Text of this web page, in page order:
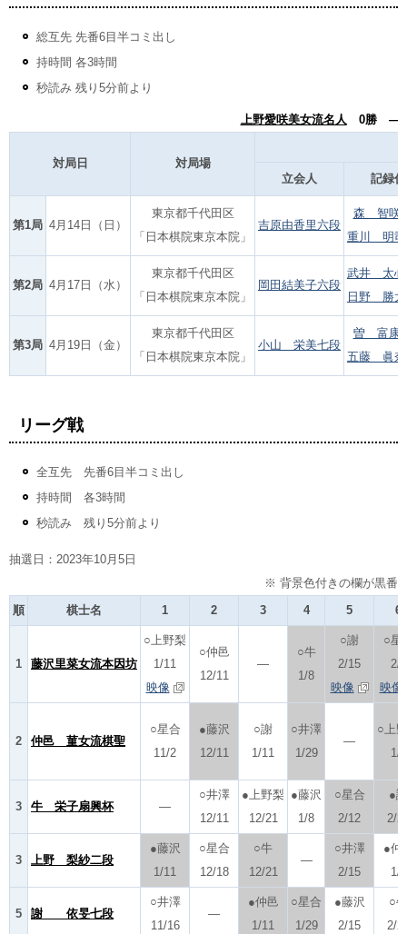
総互先 先番6目半コミ出し
持時間 各3時間
秒読み 残り5分前より
上野愛咲美女流名人 0勝 ―
対局日
対局場
立会人
記録係
第1局 4月14日（日）
東京都千代田区
「日本棋院東京本院」
吉原由香里六段
森 智咲
重川 明司
第2局 4月17日（水）
東京都千代田区
「日本棋院東京本院」
岡田結美子六段
武井 太心
日野 勝太
第3局 4月19日（金）
東京都千代田区
「日本棋院東京本院」
小山 栄美七段
曽 富康
五藤 眞奈
リーグ戦
全互先 先番6目半コミ出し
持時間 各3時間
秒読み 残り5分前より
抽選日：2023年10月5日
※ 背景色付きの欄が黒番
順
棋士名 1 2 3 4 5 6
1 藤沢里菜女流本因坊
○上野梨
1/11
映像
○仲邑
12/11
―
○牛
1/8
○謝
2/15
映像
○星
2/8
映像
2 仲邑 菫女流棋聖
○星合
11/2
●藤沢
12/11
○謝
1/11
○井澤
1/29
―
○上
1/8
3 牛 栄子扇興杯 ―
○井澤
12/11
●上野梨
12/21
●藤沢
1/8
○星合
2/12
●謝
2/
3 上野 梨紗二段
●藤沢
1/11
○星合
12/18
○牛
12/21
―
○井澤
2/15
●仲
1/8
5 謝 依旻七段
○井澤
11/16
―
●仲邑
1/11
○星合
1/29
●藤沢
2/15
○牛
2/